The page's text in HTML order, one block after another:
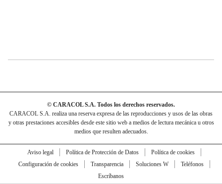
© CARACOL S.A. Todos los derechos reservados.
CARACOL S.A. realiza una reserva expresa de las reproducciones y usos de las obras
y otras prestaciones accesibles desde este sitio web a medios de lectura mecánica u otros
medios que resulten adecuados.
Aviso legal Política de Protección de Datos
Política de cookies
Configuración de cookies
Transparencia Soluciones W
Teléfonos
Escríbanos